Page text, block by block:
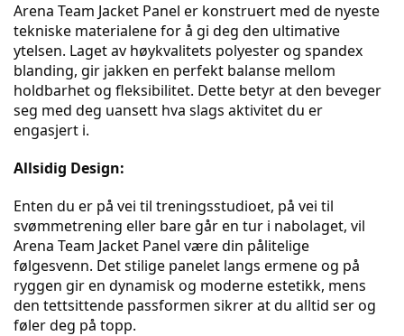
Arena Team Jacket Panel er konstruert med de nyeste
tekniske materialene for å gi deg den ultimative
ytelsen. Laget av høykvalitets polyester og spandex
blanding, gir jakken en perfekt balanse mellom
holdbarhet og fleksibilitet. Dette betyr at den beveger
seg med deg uansett hva slags aktivitet du er
engasjert i.
Allsidig Design:
Enten du er på vei til treningsstudioet, på vei til
svømmetrening eller bare går en tur i nabolaget, vil
Arena Team Jacket Panel være din pålitelige
følgesvenn. Det stilige panelet langs ermene og på
ryggen gir en dynamisk og moderne estetikk, mens
den tettsittende passformen sikrer at du alltid ser og
føler deg på topp.